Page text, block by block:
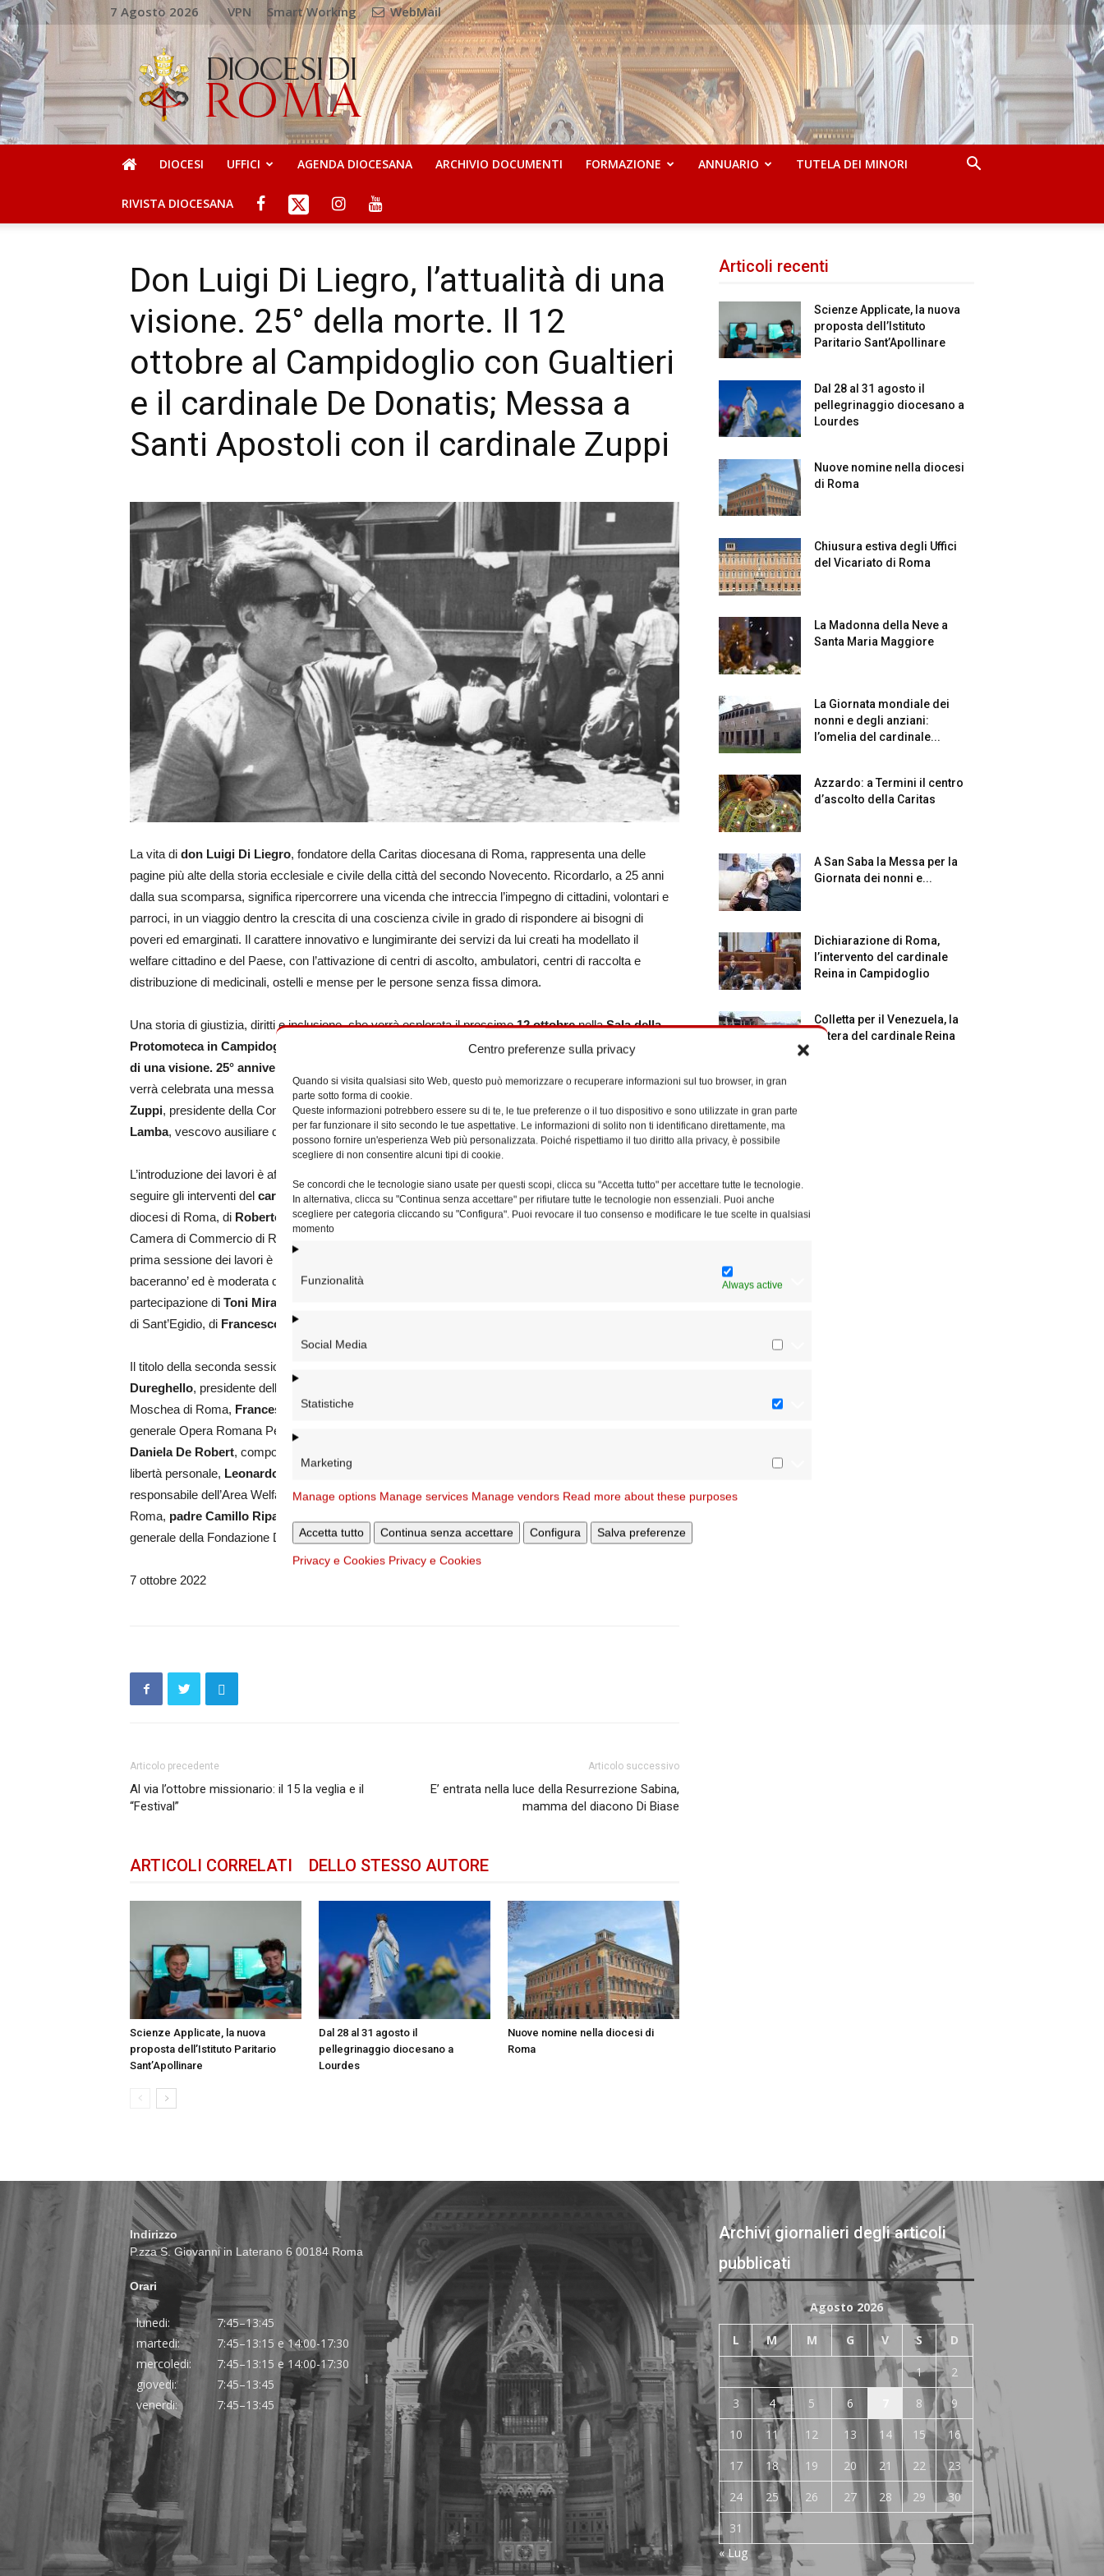
Centro preferenze sulla privacy
Quando si visita qualsiasi sito Web, questo può memorizzare o recuperare informazioni sul tuo browser, in gran
parte sotto forma di cookie.
Queste informazioni potrebbero essere su di te, le tue preferenze o il tuo dispositivo e sono utilizzate in gran parte
per far funzionare il sito secondo le tue aspettative. Le informazioni di solito non ti identificano direttamente, ma
possono fornire un'esperienza Web più personalizzata. Poiché rispettiamo il tuo diritto alla privacy, è possibile
scegliere di non consentire alcuni tipi di cookie.
Se concordi che le tecnologie siano usate per questi scopi, clicca su "Accetta tutto" per accettare tutte le tecnologie.
In alternativa, clicca su "Continua senza accettare" per rifiutare tutte le tecnologie non essenziali. Puoi anche
scegliere per categoria cliccando su "Configura". Puoi revocare il tuo consenso e modificare le tue scelte in qualsiasi
momento
Funzionalità Always active
Social Media
Statistiche
Marketing
Manage options Manage services Manage vendors Read more about these purposes
Accetta tutto Continua senza accettare Configura Salva preferenze
Privacy e Cookies Privacy e Cookies
7 Agosto 2026 VPN Smart Working WebMail
DIOCESI
DI
ROMA
DIOCESI UFFICI AGENDA DIOCESANA ARCHIVIO DOCUMENTI FORMAZIONE ANNUARIO TUTELA DEI MINORI
RIVISTA DIOCESANA
Don Luigi Di Liegro, l’attualità di una
visione. 25° della morte. Il 12
ottobre al Campidoglio con Gualtieri
e il cardinale De Donatis; Messa a
Santi Apostoli con il cardinale Zuppi
La vita didon Luigi Di Liegro, fondatore della Caritas diocesana di Roma, rappresenta una delle
pagine più alte della storia ecclesiale e civile della città del secondo Novecento. Ricordarlo, a 25 anni
dalla sua scomparsa, significa ripercorrere una vicenda che intreccia l’impegno di cittadini, volontari e
parroci, in un viaggio dentro la crescita di una coscienza civile in grado di rispondere ai bisogni di
poveri ed emarginati. Il carattere innovativo e lungimirante dei servizi da lui creati ha modellato il
welfare cittadino e del Paese, con l’attivazione di centri di ascolto, ambulatori, centri di raccolta e
distribuzione di medicinali, ostelli e mense per le persone senza fissa dimora.
Una storia di giustizia, diritti e inclusione, che verrà esplorata il prossimo12 ottobrenellaSala della
Protomoteca in Campidoglio
, dalle ore 9.30, nel corso dell’evento‘Don Luigi Di Liegro, l’attualità
di una visione. 25° anniversario dalla morte’
verrà celebrata una messa in memoria di don Luigi di Liegro, presieduta dalcardinale Matteo Maria
Zuppi, presidente della Conferenza Episcopale Italiana, e concelebrata damonsignor Riccardo
Lamba, vescovo ausiliare della diocesi di Roma.
L’introduzione dei lavori è affidata a
seguire gli interventi delcardinale Angelo De Donatis, vicario generale di Sua Santità presso la
diocesi di Roma, di Roberto Gualtieri , sindaco di Roma, diLorenzo Tagliavanti, presidente della
Camera di Commercio di Roma e di
prima sessione dei lavori è intitolata ‘Misericordia e verità s’incontreranno giustizia e pace si
baceranno’ ed è moderata da
Andrea Monda
partecipazione diToni Mira
di Sant’Egidio, di Francesco Rutelli
Il titolo della seconda sessione è ‘Dai loro frutti li riconoscerete’, moderata da Paolo Conti, con
Dureghello, presidente della Comunità Ebraica di Roma,
Moschea di Roma, Francesco Rocca, presidente della Croce Rossa,
generale Opera Romana Pellegrinaggi,
Daniela De Robert, componente del Collegio Autorità Garante dei diritti delle persone private della
libertà personale, Leonardo Magnani , presidente dell’ Associazione Cultura della pace,
responsabile dell’Area Welfare e Immagrazione dell’ANCI,Giustino Trincia, direttore della Caritas di
Roma, padre Camillo Ripamonti
generale della Fondazione Di Liegro.
7 ottobre 2022
Articolo precedente
Al via l’ottobre missionario: il 15 la veglia e il
“Festival”
Articolo successivo
E’ entrata nella luce della Resurrezione Sabina,
mamma del diacono Di Biase
ARTICOLI CORRELATI DELLO STESSO AUTORE
Scienze Applicate, la nuova
proposta dell’Istituto Paritario
Sant’Apollinare
Dal 28 al 31 agosto il
pellegrinaggio diocesano a
Lourdes
Nuove nomine nella diocesi di
Roma
Articoli recenti
Scienze Applicate, la nuova
proposta dell’Istituto
Paritario Sant’Apollinare
Dal 28 al 31 agosto il
pellegrinaggio diocesano a
Lourdes
Nuove nomine nella diocesi
di Roma
Chiusura estiva degli Uffici
del Vicariato di Roma
La Madonna della Neve a
Santa Maria Maggiore
La Giornata mondiale dei
nonni e degli anziani:
l’omelia del cardinale...
Azzardo: a Termini il centro
d’ascolto della Caritas
A San Saba la Messa per la
Giornata dei nonni e...
Dichiarazione di Roma,
l’intervento del cardinale
Reina in Campidoglio
Colletta per il Venezuela, la
lettera del cardinale Reina
Indirizzo
P.zza S. Giovanni in Laterano 6 00184 Roma
Orari
lunedi:
7:45–13:45
martedi:
7:45–13:15 e 14:00-17:30
mercoledi:
7:45–13:15 e 14:00-17:30
giovedi:
7:45–13:45
venerdi:
7:45–13:45
Archivi giornalieri degli articoli
pubblicati
Agosto 2026
L M M G V S D
1
2
3
4 5 6 8
9
10
11 12 13 14 15
16
17
18 19 20 21 22
23
24
25 26 27 28 29
30
31
« Lug